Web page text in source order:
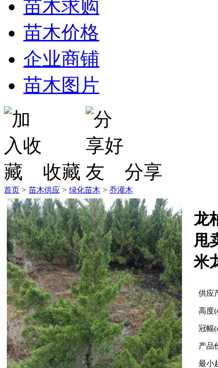
苗木求购
苗木价格
企业商铺
苗木图片
收藏 分享
首页 > 苗木供应 > 绿化苗木 > 乔灌木
龙
甩
米
供应
高度
冠幅
产品
最小